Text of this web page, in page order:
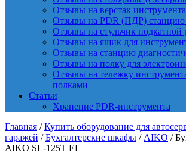
Отзывы на верстак
Отзывы на PDR (ПДР) станцию
Отзывы на стульчик подкатной
Отзывы на ящик для
Отзывы на станцию
Отзывы на полку для
Отзывы на тележку
полками
Статьи
Хранение PDR-инструмента
Главная /Купить оборудование для
гаражей /Бухгалтерские шкафы / AIKO /
AIKO SL-125Т EL